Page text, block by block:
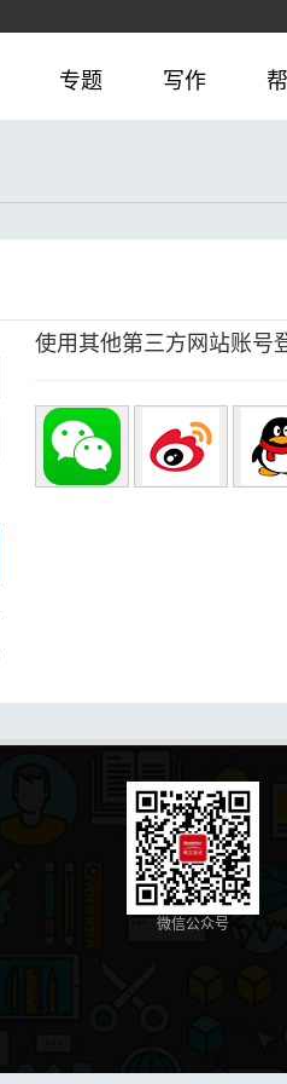
专题 写作
使用其他第三方网站账号
微信公众号